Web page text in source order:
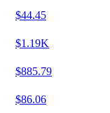
$44.45
$1.19K
$885.79
$86.06